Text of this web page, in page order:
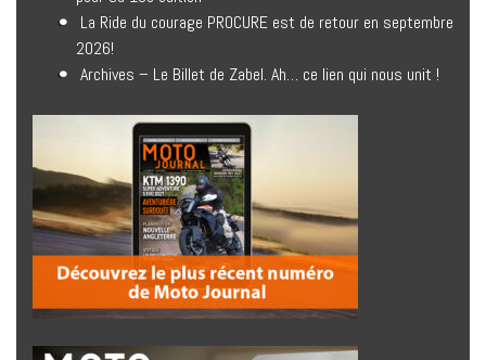
La Ride du courage PROCURE est de retour en septembre
2026!
Archives – Le Billet de Zabel. Ah… ce lien qui nous unit !